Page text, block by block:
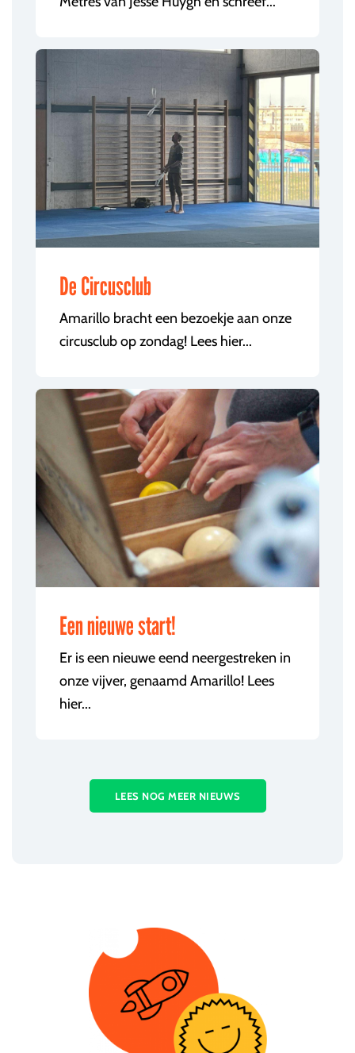
De Circusclub
Amarillo bracht een bezoekje aan onze
circusclub op zondag! Lees hier...
Een nieuwe start!
Er is een nieuwe eend neergestreken in
onze vijver, genaamd Amarillo! Lees
hier...
LEES NOG MEER NIEUWS